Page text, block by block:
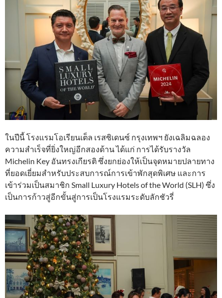
ในปีนี้ โรงแรมโอเรียนเต็ล เรสซิเดนซ์ กรุงเทพฯ ยังเฉลิมฉลอง
ความสำเร็จที่ยิ่งใหญ่อีกสองด้าน ได้แก่ การได้รับรางวัล
Michelin Key อันทรงเกียรติ ซึ่งยกย่องให้เป็นจุดหมายปลายทาง
ที่ยอดเยี่ยมสำหรับประสบการณ์การเข้าพักสุดพิเศษ และการ
เข้าร่วมเป็นสมาชิก Small Luxury Hotels of the World (SLH) ซึ่ง
เป็นการก้าวสู่อีกขั้นสู่การเป็นโรงแรมระดับลักชัวรี่